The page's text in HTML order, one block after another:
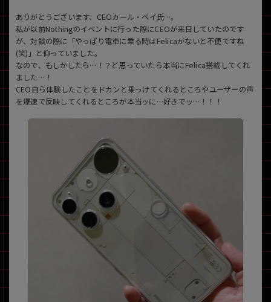
ありがとうございます、CEOカール・ペイ氏…。
私が以前Nothingのイベントに行った際にCEOが来日していたのです
が、対談の際に「やっぱり電車に乗る時はFelicaがないと不便ですね
(笑)」と仰っていました。
なので、もしかしたら…！？と思っていたら本当にFelica搭載してくれ
ました…！
CEO自ら体験したことをドカンと乗っけてくれるところやユーザーの声
を爆速で反映してくれるところが本当ッに…好きでッ…！！！